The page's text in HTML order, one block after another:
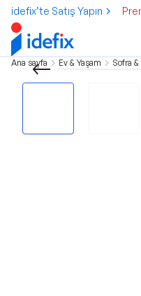
idefix’te Satış Yapın
Ana sayfa Ev & Yaşam Sofra